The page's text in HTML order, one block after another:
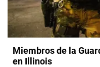
Miembros de la
en Illinois